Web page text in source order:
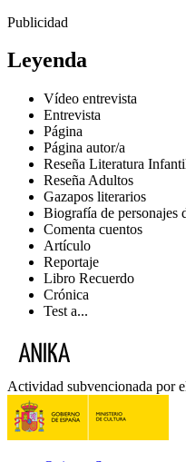
Publicidad
Leyenda
Vídeo entrevista
Entrevista
Página
Página autor/a
Reseña Literatura
Reseña Adultos
Gazapos literarios
Biografía de personajes
Comenta cuentos
Artículo
Reportaje
Libro Recuerdo
Crónica
Test a...
Actividad subvencionada por